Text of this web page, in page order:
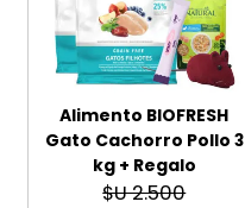
Alimento BIOFRESH
Gato Cachorro Pollo 3
kg + Regalo
$U 2.500